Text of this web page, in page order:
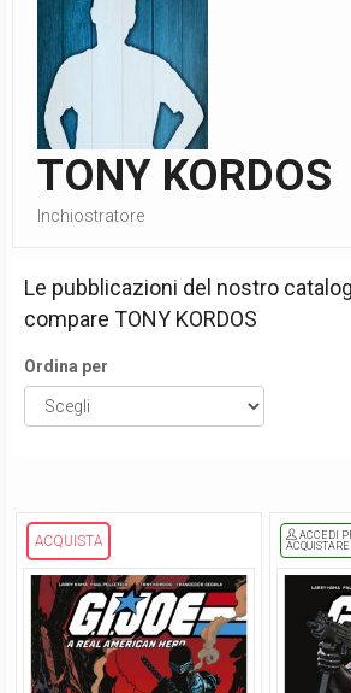
TONY KORDOS
Inchiostratore
Le pubblicazioni del nostro
compare TONY KORDOS
Ordina per
ACQUISTA
ACCEDI
ACQUISTARE